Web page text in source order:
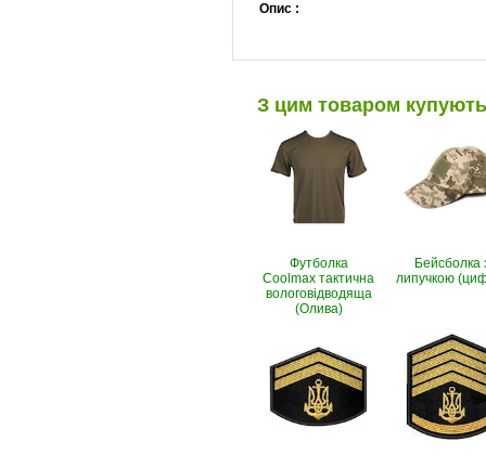
Опис :
З цим товаром купують
Футболка
Coolmax тактична
вологовiдводяща
(Олива)
Бейсболка
липучкою